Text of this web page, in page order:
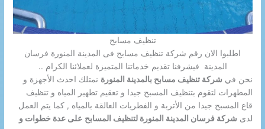
تنظيف مسابح
اطلبوا الان رقم شركة تنظيف مسابح فى المدينة المنورة فرسان
المدينة فيشرفنا تقديم خدماتنا المتميزة لعملائنا الكرام ..
نحن في شركة تنظيف مسابح بالمدينة المنورة نمتلك احدث الأجهزة و
المطهرات لتقوم بتنظيف المسبح جيدا و تعقيم تطهير المياه و تنظيف
قاع المسبح جيدا من الأتربة و الفطريات العالقة بالمياه , كما يتم العمل
لدى شركة فرسان المدينة المنورة لتنظيف المسابح على عدة خطوات و